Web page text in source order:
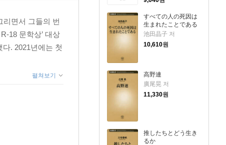
すべての人の死因は
生まれたことである
池田晶子 저
10,610원
高野連
廣尾晃 저
11,330원
推したちとどう生き
るか
리면서 그들의 번
18 문학상’ 대상
. 2021년에는 첫
펼쳐보기